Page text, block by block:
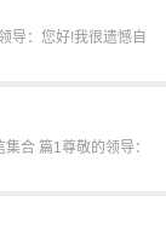
导：您好!我很遗憾自
合 篇1尊敬的领导：